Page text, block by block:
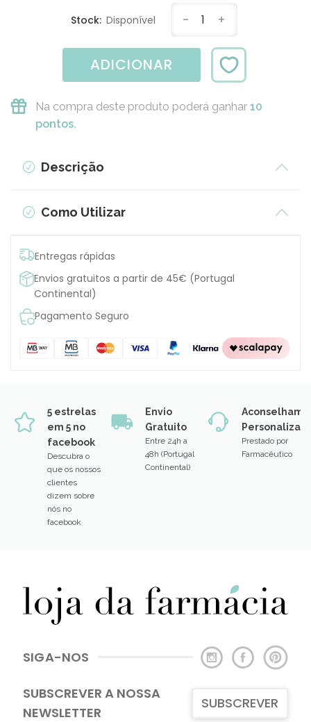
Stock: Disponível - 1 +
ADICIONAR
Na compra deste produto poderá ganhar 10
pontos.
Descrição
Como Utilizar
Entregas rápidas
Envios gratuitos a partir de 45€ (Portugal
Continental)
Pagamento Seguro
5 estrelas
em 5 no
facebook
Descubra o
que os nossos
clientes
dizem sobre
nós no
facebook
Envio
Gratuito
Entre 24h a
48h (Portugal
Continental)
Prestado por
Farmacêutico
SIGA-NOS
SUBSCREVER A NOSSA
NEWSLETTER
SUBSCREVER